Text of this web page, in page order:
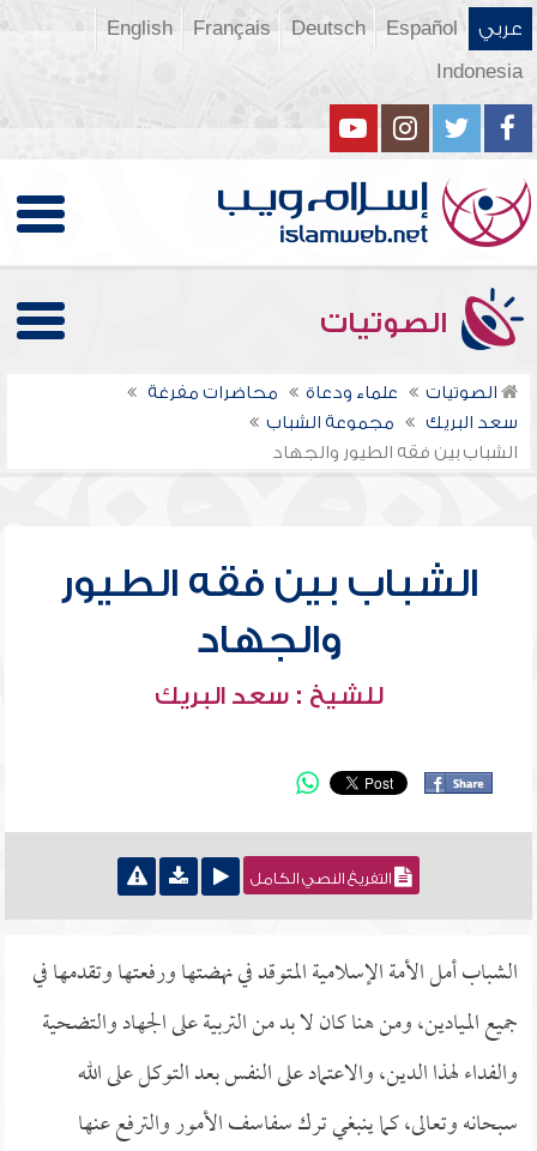
عربي Español
Deutsch
Français
English
Indonesia
الصوتيات
الصوتيات علماء ودعاة
محاضرات مفرغة
سعد البريك
مجموعة الشباب
الشباب بين فقه الطيور والجهاد
الشباب بين فقه الطيور
والجهاد
للشيخ : سعد البريك
التفريغ النصي الكامل
الشباب أمل الأمة الإسلامية المتوقد في نهضتها ورفعتها وتقدمها في
جميع الميادين، ومن هنا كان لا بد من التربية على الجهاد والتضحية
والفداء لهذا الدين، والاعتماد على النفس بعد التوكل على الله
سبحانه وتعالى، كما ينبغي ترك سفاسف الأمور والترفع عنها